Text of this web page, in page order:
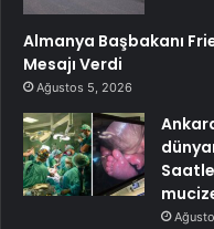
Almanya Başbakanı
Mesajı Verdi
Ağustos 5, 2026